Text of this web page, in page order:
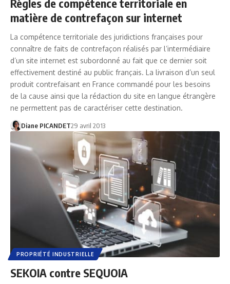
Règles de compétence territoriale en
matière de contrefaçon sur internet
La compétence territoriale des juridictions françaises pour
connaître de faits de contrefaçon réalisés par l’intermédiaire
d’un site internet est subordonné au fait que ce dernier soit
effectivement destiné au public français. La livraison d’un seul
produit contrefaisant en France commandé pour les besoins
de la cause ainsi que la rédaction du site en langue étrangère
ne permettent pas de caractériser cette destination.
Diane PICANDET29 avril 2013
PROPRIÉTÉ INDUSTRIELLE
SEKOIA contre SEQUOIA